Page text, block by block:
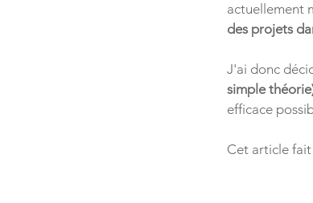
actuellement
des projets
J'ai donc
simple
efficace
Cet article